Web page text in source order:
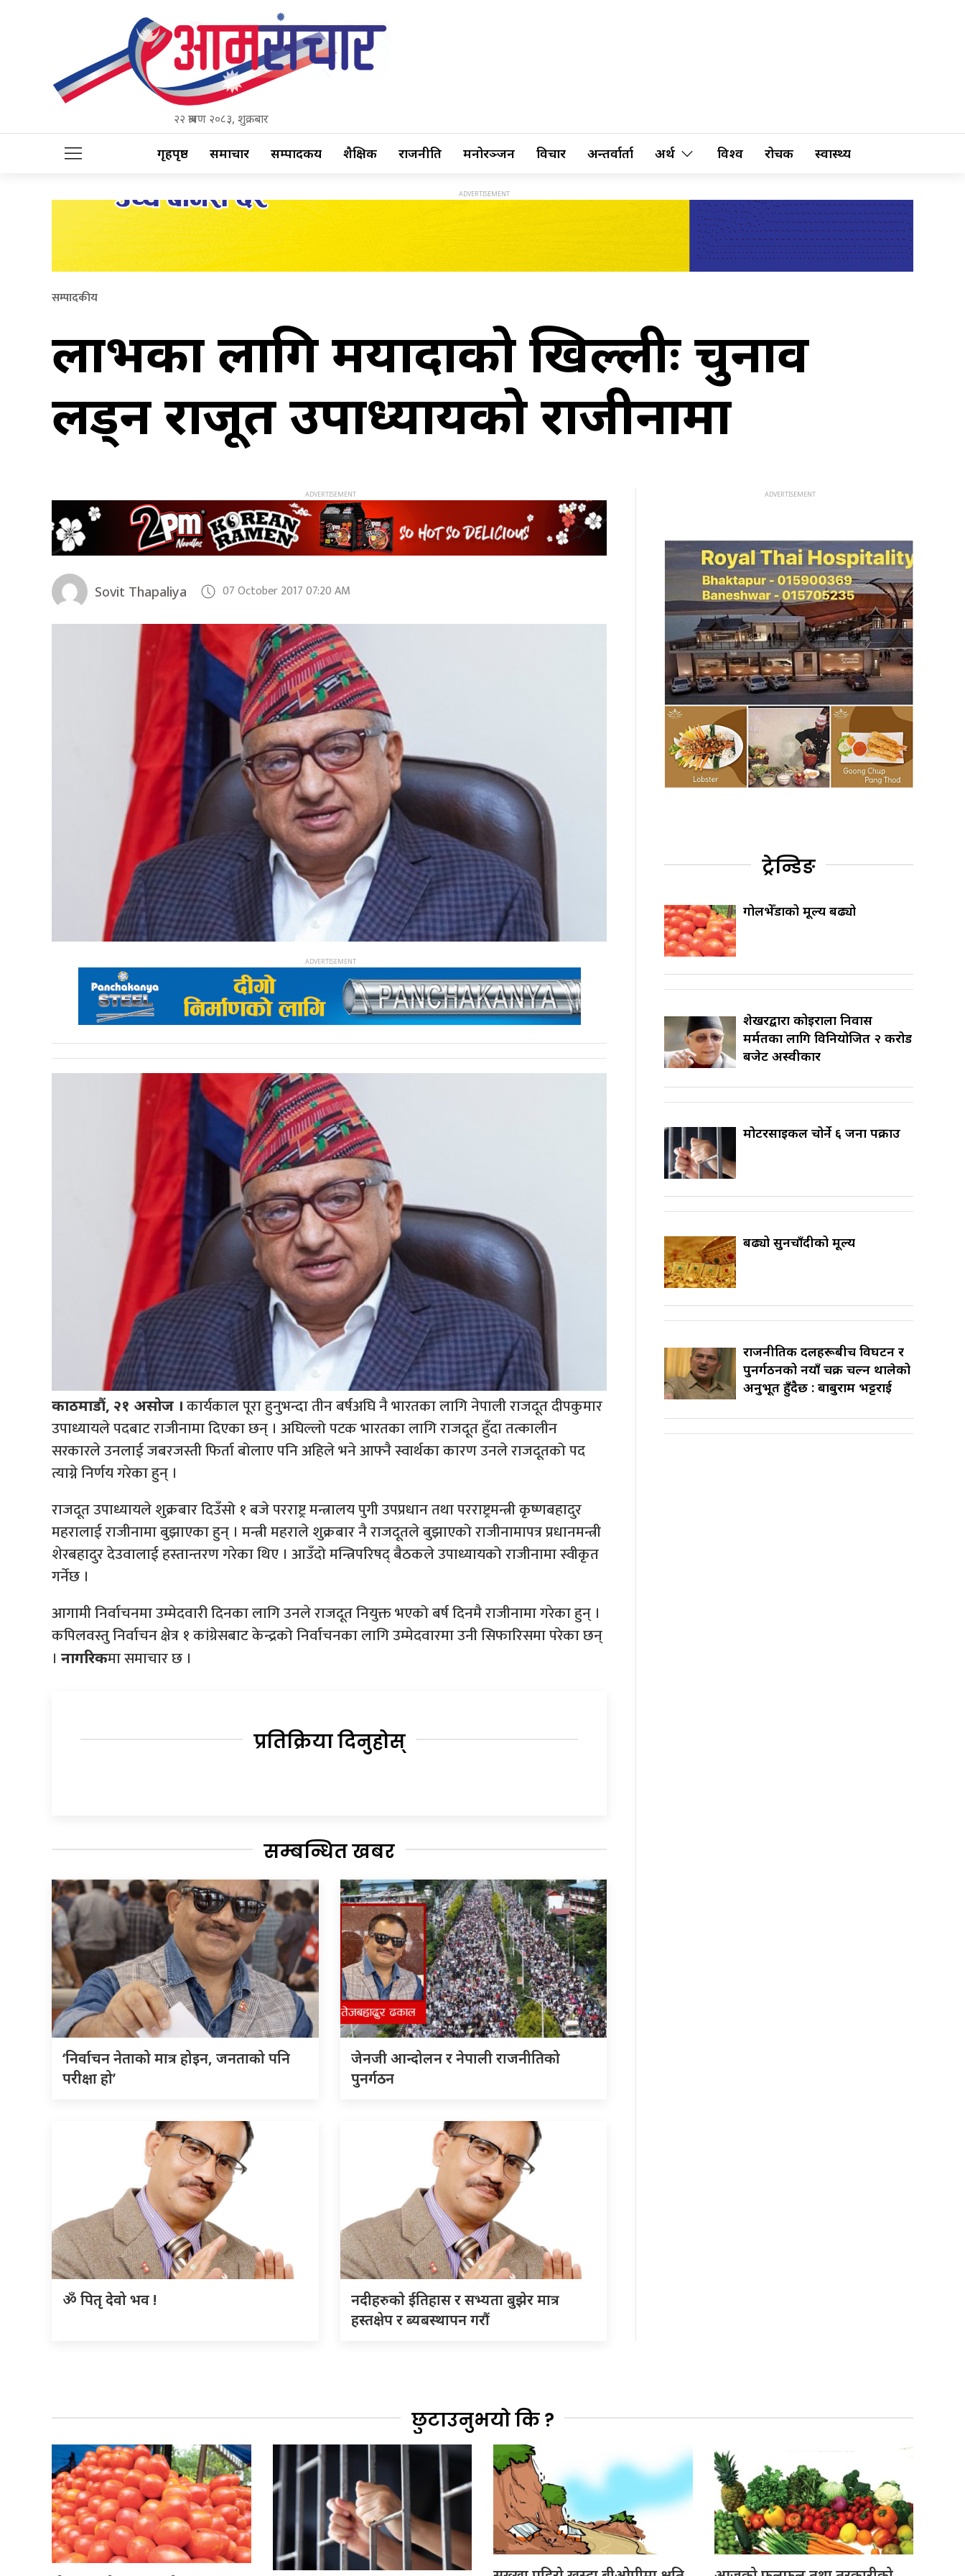
२२ श्रावण २०८३, शुक्रबार
गृहपृष्ठ समाचार सम्पादकीय शैक्षिक राजनीति मनोरञ्जन विचार अन्तर्वार्ता अर्थ विश्व रोचक स्वास्थ्य
सम्पादकीय
लाभका लागि मर्यादाको खिल्लीः चुनाव
लड्न राजूत उपाध्यायको राजीनामा
Sovit Thapaliya 07 October 2017 07:20 AM
काठमाडौं, २१ असोज । कार्यकाल पूरा हुनुभन्दा तीन बर्षअघि नै भारतका लागि नेपाली राजदूत दीपकुमार
उपाध्यायले पदबाट राजीनामा दिएका छन् । अघिल्लो पटक भारतका लागि राजदूत हुँदा तत्कालीन
सरकारले उनलाई जबरजस्ती फिर्ता बोलाए पनि अहिले भने आफ्नै स्वार्थका कारण उनले राजदूतको पद
त्याग्ने निर्णय गरेका हुन् ।
राजदूत उपाध्यायले शुक्रबार दिउँसो १ बजे परराष्ट्र मन्त्रालय पुगी उपप्रधान तथा परराष्ट्रमन्त्री कृष्णबहादुर
महरालाई राजीनामा बुझाएका हुन् । मन्त्री महराले शुक्रबार नै राजदूतले बुझाएको राजीनामापत्र प्रधानमन्त्री
शेरबहादुर देउवालाई हस्तान्तरण गरेका थिए । आउँदो मन्त्रिपरिषद् बैठकले उपाध्यायको राजीनामा स्वीकृत
गर्नेछ ।
आगामी निर्वाचनमा उम्मेदवारी दिनका लागि उनले राजदूत नियुक्त भएको बर्ष दिनमै राजीनामा गरेका हुन् ।
कपिलवस्तु निर्वाचन क्षेत्र १ कांग्रेसबाट केन्द्रको निर्वाचनका लागि उम्मेदवारमा उनी सिफारिसमा परेका छन्
। नागरिकमा समाचार छ ।
प्रतिक्रिया दिनुहोस्
सम्बन्धित खबर
‘निर्वाचन नेताको मात्र होइन, जनताको पनि
परीक्षा हो’
जेनजी आन्दोलन र नेपाली राजनीतिको
पुनर्गठन
ॐ पितृ देवो भव !
नदीहरुकाे ईतिहास र सभ्यता बुझेर मात्र
हस्तक्षेप र ब्यबस्थापन गराैं
ट्रेन्डिङ
गोलभेँडाको मूल्य बढ्यो
शेखरद्वारा कोइराला निवास
मर्मतका लागि विनियोजित २ करोड
बजेट अस्वीकार
मोटरसाइकल चोर्ने ६ जना पक्राउ
बढ्यो सुनचाँदीको मूल्य
राजनीतिक दलहरूबीच विघटन र
पुनर्गठनको नयाँ चक्र चल्न थालेको
अनुभूत हुँदैछ : बाबुराम भट्टराई
छुटाउनुभयो कि ?